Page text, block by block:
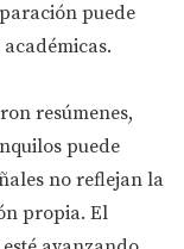
puede
resúmenes,
puede
no reflejan la
propia. El